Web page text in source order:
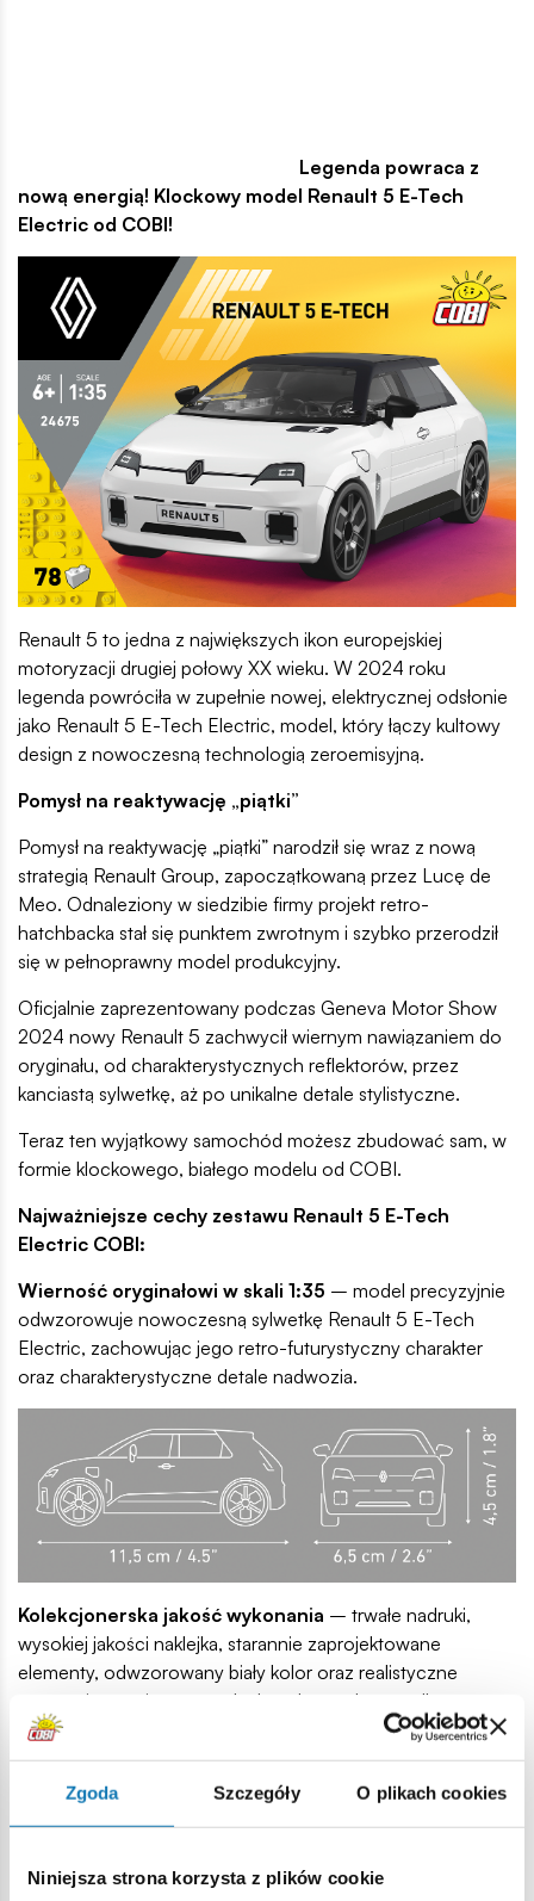
Zgoda Szczegóły O plikach cookies
Niniejsza strona korzysta z plików cookie
Legenda powraca z
nową energią! Klockowy model Renault 5 E-Tech
Electric od COBI!
Renault 5 to jedna z największych ikon europejskiej
motoryzacji drugiej połowy XX wieku. W 2024 roku
legenda powróciła w zupełnie nowej, elektrycznej odsłonie
jako Renault 5 E-Tech Electric, model, który łączy kultowy
design z nowoczesną technologią zeroemisyjną.
Pomysł na reaktywację „piątki”
Pomysł na reaktywację „piątki” narodził się wraz z nową
strategią Renault Group, zapoczątkowaną przez Lucę de
Meo. Odnaleziony w siedzibie firmy projekt retro-
hatchbacka stał się punktem zwrotnym i szybko przerodził
się w pełnoprawny model produkcyjny.
Oficjalnie zaprezentowany podczas Geneva Motor Show
2024 nowy Renault 5 zachwycił wiernym nawiązaniem do
oryginału, od charakterystycznych reflektorów, przez
kanciastą sylwetkę, aż po unikalne detale stylistyczne.
Teraz ten wyjątkowy samochód możesz zbudować sam, w
formie klockowego, białego modelu od COBI.
Najważniejsze cechy zestawu Renault 5 E-Tech
Electric COBI:
Wierność oryginałowi w skali 1:35 – model precyzyjnie
odwzorowuje nowoczesną sylwetkę Renault 5 E-Tech
Electric, zachowując jego retro-futurystyczny charakter
oraz charakterystyczne detale nadwozia.
Kolekcjonerska jakość wykonania – trwałe nadruki,
wysokiej jakości naklejka, starannie zaprojektowane
elementy, odwzorowany biały kolor oraz realistyczne
proporcje czynią zestaw doskonałym wyborem dla
kolekcjonerów i fanów motoryzacji.
opony sprawiają, że model świetnie sprawdzi się zarówno
podczas zabawy, jak i jako efektowna ozdoba półki.